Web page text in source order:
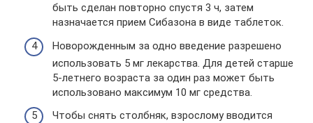
быть сделан повторно спустя 3 ч, затем
назначается прием Сибазона в виде таблеток.
Новорожденным за одно введение разрешено
использовать 5 мг лекарства. Для детей старше
5-летнего возраста за один раз может быть
использовано максимум 10 мг средства.
Чтобы снять столбняк, взрослому вводится